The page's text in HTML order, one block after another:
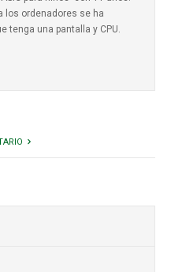
los ordenadores se ha
tenga una pantalla y CPU.